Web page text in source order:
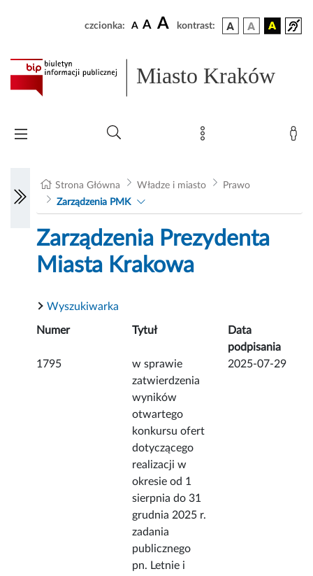
czcionka: A A A kontrast:
Miasto Kraków
Strona Główna Władze i miasto
Prawo
Zarządzenia PMK
Zarządzenia Prezydenta
Miasta Krakowa
Wyszukiwarka
Numer Tytuł
Data
podpisania
1795
w sprawie
zatwierdzenia
wyników
otwartego
konkursu ofert
dotyczącego
realizacji w
okresie od 1
sierpnia do 31
grudnia 2025 r.
zadania
publicznego
pn. Letnie i
2025-07-29